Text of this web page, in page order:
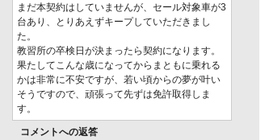
まだ本契約はしていませんが、セール対象車が3
台あり、とりあえずキープしていただきまし
た。
教習所の卒検日が決まったら契約になります。
果たしてこんな歳になってからまともに乗れる
かは非常に不安ですが、若い頃からの夢が叶い
そうですので、頑張って先ずは免許取得しま
す。
コメントへの返答